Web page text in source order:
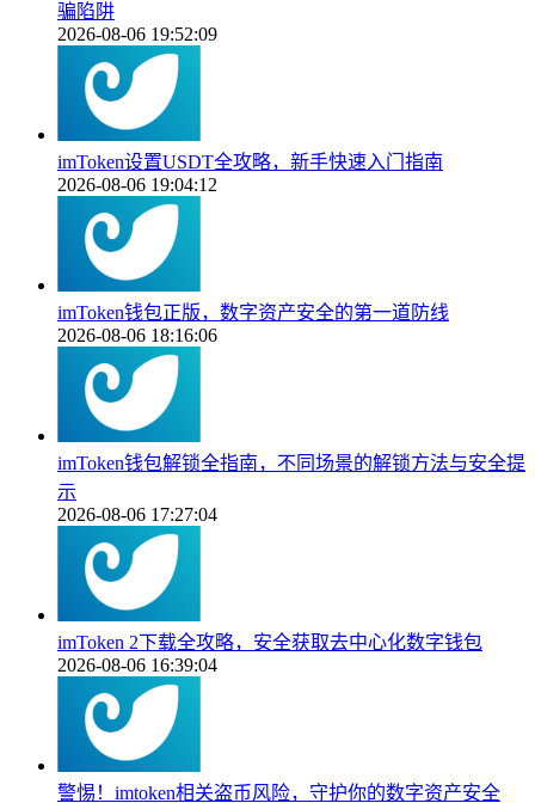
骗陷阱
2026-08-06 19:52:09
imToken设置USDT全攻略，新手快速入门指南
2026-08-06 19:04:12
imToken钱包正版，数字资产安全的第一道防线
2026-08-06 18:16:06
imToken钱包解锁全指南，不同场景的解锁方法与安全提
示
2026-08-06 17:27:04
imToken 2下载全攻略，安全获取去中心化数字钱包
2026-08-06 16:39:04
警惕！imtoken相关盗币风险，守护你的数字资产安全